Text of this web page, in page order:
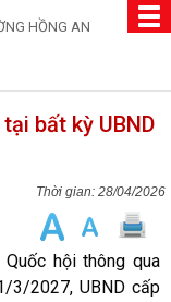
HỒNG AN
bất kỳ UBND
28/04/2026
hội thông qua
3/2027, UBND cấp